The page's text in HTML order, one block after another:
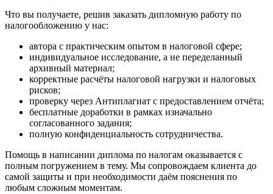
Что вы получаете, решив заказать дипломную работу по
налогообложению у нас:
автора с практическим опытом в налоговой сфере;
индивидуальное исследование, а не переделанный
архивный материал;
корректные расчёты налоговой нагрузки и налоговых
рисков;
проверку через Антиплагиат с предоставлением отчёта;
бесплатные доработки в рамках изначально
согласованного задания;
полную конфиденциальность сотрудничества.
Помощь в написании диплома по налогам оказывается с
полным погружением в тему. Мы сопровождаем клиента до
самой защиты и при необходимости даём пояснения по
любым сложным моментам.